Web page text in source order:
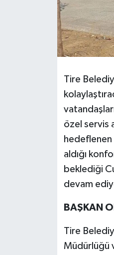
Tire
özel servis
hedeflenen
aldığı
beklediği
devam
BAŞKAN
Tire
Müdürlüğü